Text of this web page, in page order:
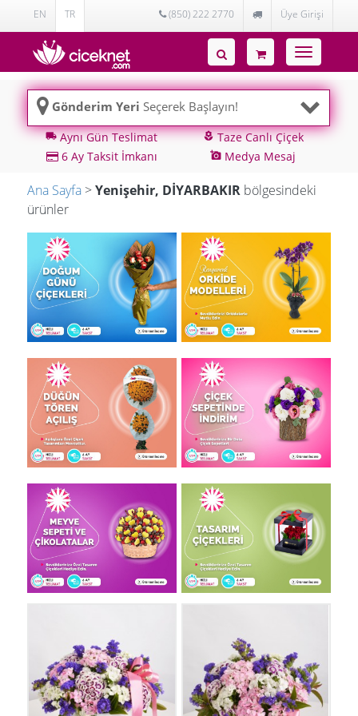
EN TR (850) 222 2770 Üye Girişi
Toggle
navigation
Gönderim Yeri Seçerek Başlayın!
local_shippingAynı Gün Teslimat local_floristTaze Canlı Çiçek
6 Ay Taksit İmkanı
add_a_photo Medya Mesaj
Ana Sayfa >Yenişehir, DİYARBAKIR bölgesindeki
ürünler